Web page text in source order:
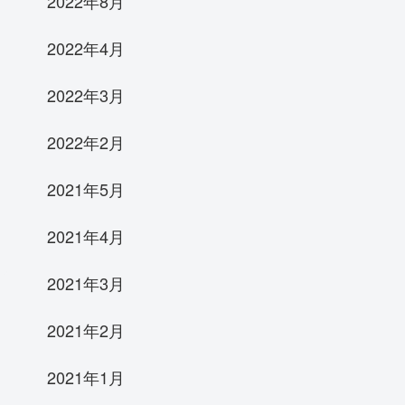
2022年4月
2022年3月
2022年2月
2021年5月
2021年4月
2021年3月
2021年2月
2021年1月